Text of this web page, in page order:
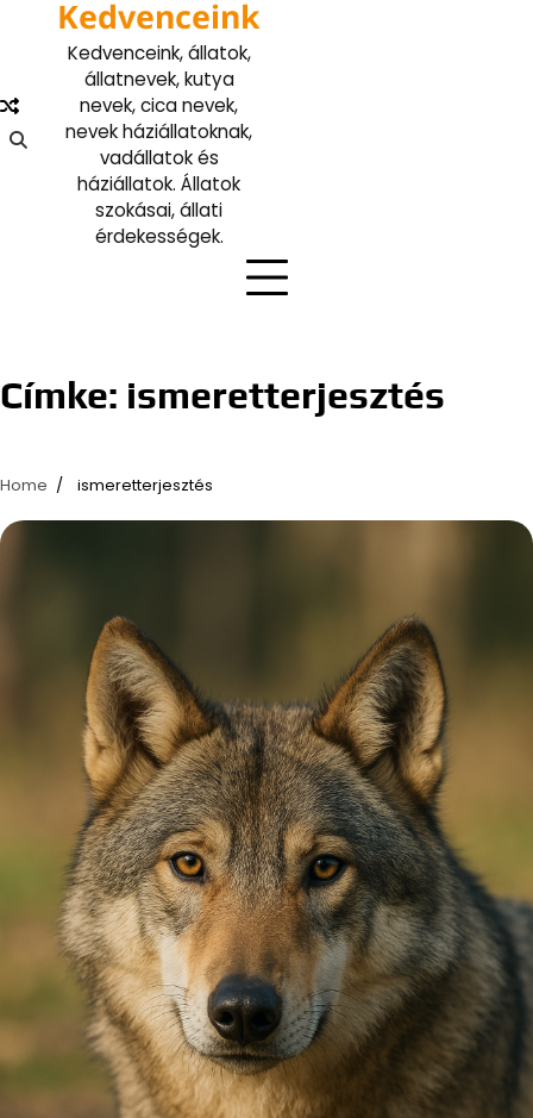
Kedvenceink
Kedvenceink, állatok,
állatnevek, kutya
nevek, cica nevek,
nevek háziállatoknak,
vadállatok és
háziállatok. Állatok
szokásai, állati
érdekességek.
Címke: ismeretterjesztés
Home ismeretterjesztés